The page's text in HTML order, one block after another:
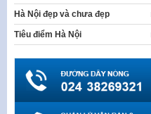
Hà Nội đẹp và chưa đẹp
Tiêu điểm Hà Nội